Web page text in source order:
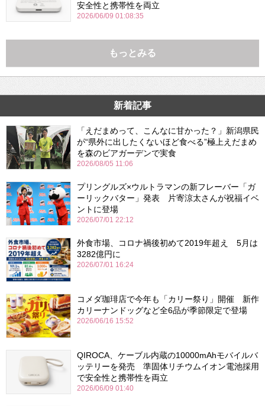
安全性と携帯性を両立
2026/06/09 01:08:35
もっとみる
新着記事
「えだまめって、こんなに甘かった？」新潟県民
が“県外に出したくないほど食べる”極上えだまめ
を森のビアガーデンで実食
2026/08/05 11:06
プリングルズ×ウルトラマンの新フレーバー「ガ
ーリックバター」発表 片寄涼太さんが祝福イベ
ントに登場
2026/07/01 22:12
外食市場、コロナ禍後初めて2019年超え 5月は
3282億円に
2026/07/01 16:24
コメダ珈琲店で今年も「カリー祭り」開催 新作
カリーナンドッグなど全6品が季節限定で登場
2026/06/16 15:52
QIROCA、ケーブル内蔵の10000mAhモバイルバ
ッテリーを発売 準固体リチウムイオン電池採用
で安全性と携帯性を両立
2026/06/09 01:40